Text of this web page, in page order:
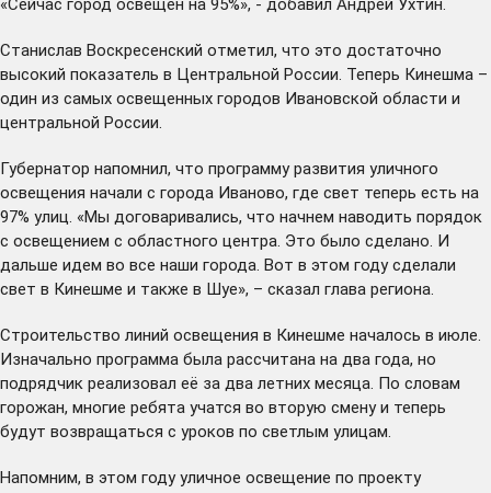
Станислав Воскресенский отметил, что это достаточно
высокий показатель в Центральной России. Теперь Кинешма –
один из самых освещенных городов Ивановской области и
центральной России.
Губернатор напомнил, что программу развития уличного
освещения начали с города Иваново, где свет теперь есть на
97% улиц. «Мы договаривались, что начнем наводить порядок
с освещением с областного центра. Это было сделано. И
дальше идем во все наши города. Вот в этом году сделали
свет в Кинешме и также в Шуе», – сказал глава региона.
Строительство линий освещения в Кинешме началось в июле.
Изначально программа была рассчитана на два года, но
подрядчик реализовал её за два летних месяца. По словам
горожан, многие ребята учатся во вторую смену и теперь
будут возвращаться с уроков по светлым улицам.
Напомним, в этом году уличное освещение по проекту